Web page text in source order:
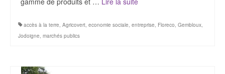
accès à la terre, Agricovert, economie sociale, entreprise, Floreco, Gembloux,
Jodoigne, marchés publics